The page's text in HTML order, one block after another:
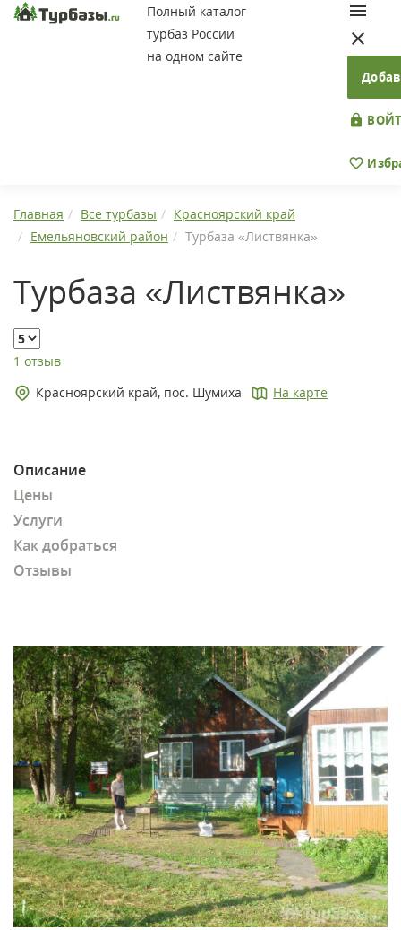
Полный каталог
турбаз России
на одном сайте
Главная Все турбазы
Красноярский край
Емельяновский район
Турбаза «Листвянка»
Турбаза «Листвянка»
1 отзыв
Красноярский край, пос. Шумиха
На карте
Описание
Цены
Услуги
Как добраться
Отзывы